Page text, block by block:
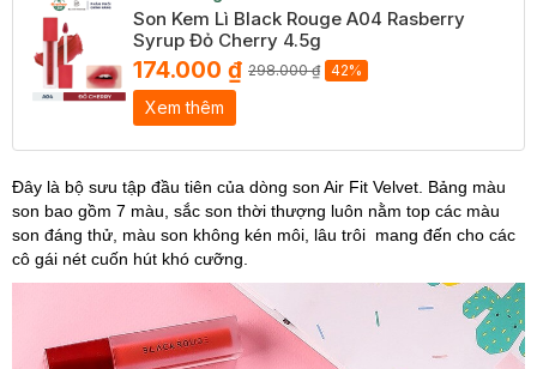
Son Kem Lì Black Rouge A04 Rasberry
Syrup Đỏ Cherry 4.5g
174.000 ₫ 298.000 ₫ 42%
Xem thêm
Đây là bộ sưu tập đầu tiên của dòng son Air Fit Velvet . Bảng màu
son bao gồm 7 màu, sắc son thời thượng luôn nằm top các màu
son đáng thử, màu son không kén môi, lâu trôi mang đến cho các
cô gái nét cuốn hút khó cưỡng.